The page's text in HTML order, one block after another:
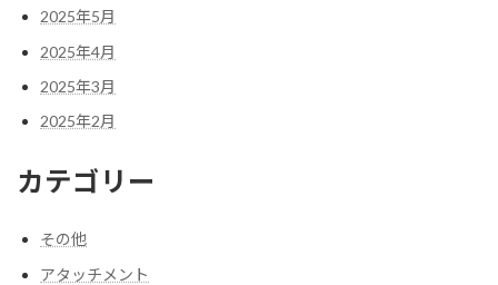
2025年5月
2025年4月
2025年3月
2025年2月
カテゴリー
その他
アタッチメント